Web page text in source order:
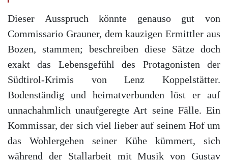
Dieser Ausspruch könnte genauso gut von
Commissario Grauner, dem kauzigen Ermittler aus
Bozen, stammen; beschreiben diese Sätze doch
exakt das Lebensgefühl des Protagonisten der
Südtirol-Krimis von Lenz Koppelstätter.
Bodenständig und heimatverbunden löst er auf
unnachahmlich unaufgeregte Art seine Fälle. Ein
Kommissar, der sich viel lieber auf seinem Hof um
das Wohlergehen seiner Kühe kümmert, sich
während der Stallarbeit mit Musik von Gustav